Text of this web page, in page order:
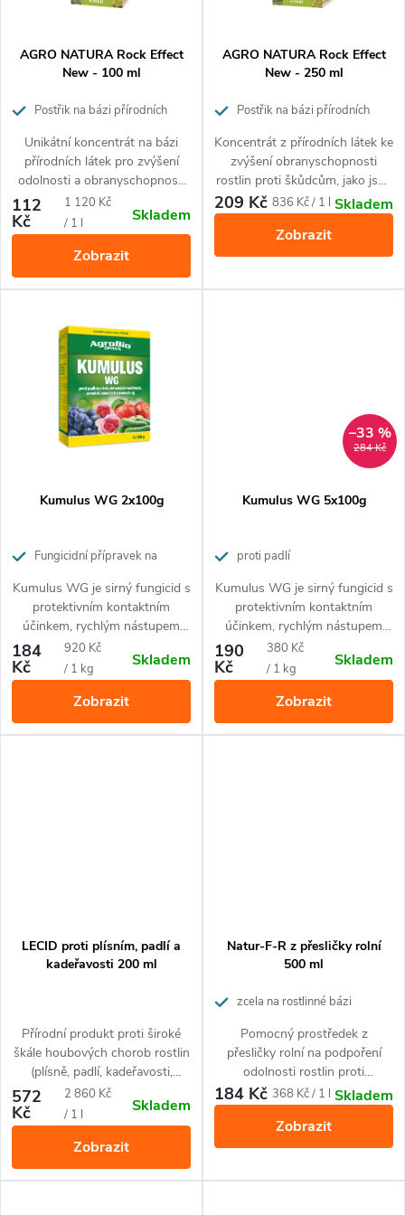
p
o
d
u
k
t
p
r
o
d
u
k
AGRO NATURA Rock Effect
New - 100 ml
Postřik na bázi přírodních
Unikátní koncentrát na bázi
přírodních látek pro zvýšení
odolnosti a obranyschopnosti
rostlin proti škůdcům jako
jsou mšice, molice, svilušky,
třásněnky, červci – puklice (v
raném stadiu) a také americké
padlí na angreštu a rybízu.
Přípravek je vhodný pro
Neškodí užitečným
organismům.
112
Kč
Měrná
cena:
1 120 Kč
/ 1 l
Skladem
Zobrazit
AGRO NATURA Rock Effect
New - 250 ml
Postřik na bázi přírodních
Koncentrát z přírodních látek ke
zvýšení obranyschopnosti
rostlin proti škůdcům, jako jsou
mšice, molice, svilušky,
třásněnky, červci a puklice (v
raném stadiu) a také americké
padlí na angreštu a rybízu.
ekologické zemědělství a
209 Kč Měrná
836 Kč / 1 l Skladem
Zobrazit
Kumulus WG 2x100g
Fungicidní přípravek na
Kumulus WG je sirný fungicid s
protektivním kontaktním
účinkem, rychlým nástupem
účinnosti a reziduálním
působením proti houbovým
patogenům ze skupiny pravých
padlí s vedlejší akaricidní
účinností.
184
Kč
Měrná
cena:
920 Kč
/ 1 kg
Skladem
Zobrazit
284 Kč
–33 %
Kumulus WG 5x100g
proti padlí
Kumulus WG je sirný fungicid s
protektivním kontaktním
účinkem, rychlým nástupem
účinnosti a reziduálním
působením proti houbovým
patogenům ze skupiny pravých
padlí s vedlejší akaricidní
účinností.
190
Kč
Měrná
cena:
380 Kč
/ 1 kg
Skladem
Zobrazit
LECID proti plísním, padlí a
kadeřavosti 200 ml
Přírodní produkt proti široké
škále houbových chorob rostlin
(plísně, padlí, kadeřavosti,
skvrnitosti ad.). Zvyšuje vitalitu
572
Kč
Měrná
cena:
2 860 Kč
/ 1 l
Skladem
Zobrazit
Natur-F-R z přesličky rolní
500 ml
zcela na rostlinné bázi
Pomocný prostředek z
přesličky rolní na podpoření
odolnosti rostlin proti
houbovým chorobám.
184 Kč Měrná
368 Kč / 1 l Skladem
Zobrazit